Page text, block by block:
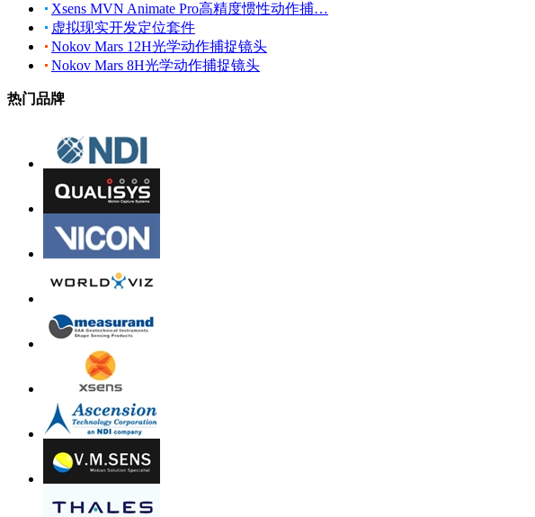
Xsens MVN Animate Pro高精度惯性动作捕…
虚拟现实开发定位套件
Nokov Mars 12H光学动作捕捉镜头
Nokov Mars 8H光学动作捕捉镜头
热门品牌